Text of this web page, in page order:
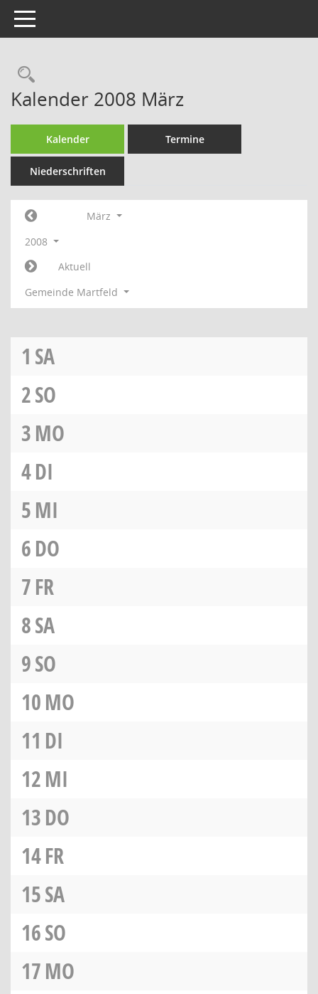
Toggle navigation
Rechercheauswahl
Kalender 2008 März
Kalender Termine
Niederschriften
März
2008
Aktuell
Gemeinde Martfeld
1 SA
2SO
3MO
4DI
5MI
6DO
7FR
8SA
9SO
10MO
11 DI
12MI
13DO
14FR
15SA
16SO
17MO